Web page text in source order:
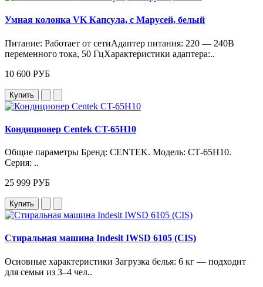
Умная колонка VK Капсула, с Марусей, белый
Питание: Работает от сетиАдаптер питания: 220 — 240В
переменного тока, 50 ГцХарактеристики адаптера:..
10 600 РУБ
Купить
Кондиционер Centek CT-65H10
Общие параметры Бренд: CENTEK. Модель: CT‑65H10.
Серия: ..
25 999 РУБ
Купить
Стиральная машина Indesit IWSD 6105 (CIS)
Основные характеристики Загрузка белья: 6 кг — подходит
для семьи из 3–4 чел..